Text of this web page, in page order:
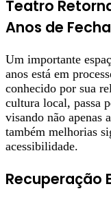
Teatro
Anos de
Um importante
anos está em
conhecido por sua
cultura local, passa
visando não apenas
também melhorias
acessibilidade.
Recuperação